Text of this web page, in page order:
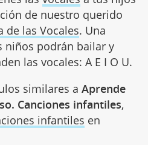
de nuestro querido
de las Vocales. Una
niños podrán bailar y
las vocales: A E I O U.
similares a Aprende
Canciones infantiles,
infantiles en